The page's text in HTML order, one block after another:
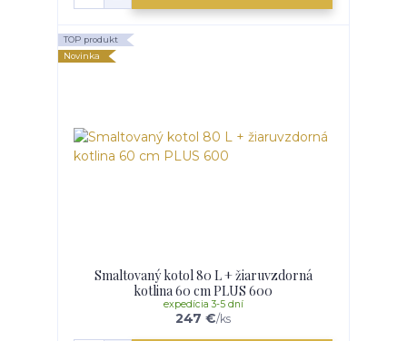
TOP produkt
Novinka
Smaltovaný kotol 80 L + žiaruvzdorná
kotlina 60 cm PLUS 600
247 €/ks
expedícia 3-5 dní